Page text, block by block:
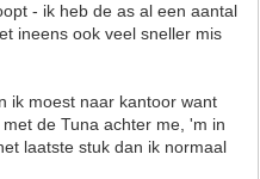
- ik heb de as al een aantal
ineens ook veel sneller mis
ik moest naar kantoor want
de Tuna achter me, 'm in
laatste stuk dan ik normaal